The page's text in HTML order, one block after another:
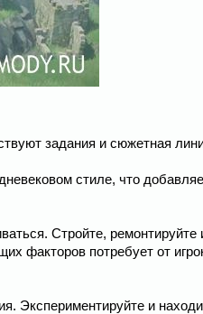
задания и сюжетная
стиле, что
Стройте, ремонтируйте
факторов потребует от
Экспериментируйте и